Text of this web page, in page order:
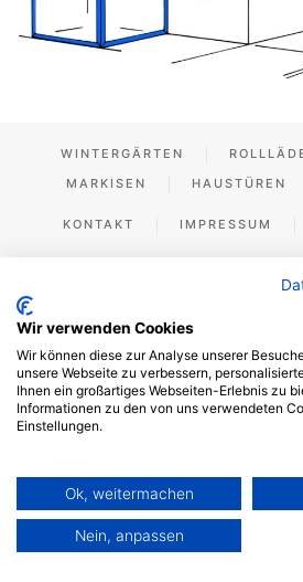
WINTERGÄRTEN
MARKISEN
HAUSTÜREN
KONTAKT IMPRESSUM
Wir verwenden Cookies
Wir können diese zur Analyse unserer
unsere Webseite zu verbessern,
Ihnen ein großartiges Webseiten-Erlebnis zu
Informationen zu den von uns verwendeten
Einstellungen.
Ok, weitermachen
Nein, anpassen